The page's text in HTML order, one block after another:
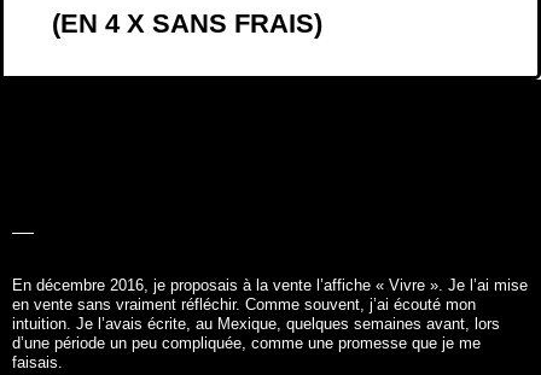
(EN 4 X SANS FRAIS)
En décembre 2016, je proposais à la vente l’affiche « Vivre ». Je l’ai mise
en vente sans vraiment réfléchir. Comme souvent, j’ai écouté mon
intuition. Je l’avais écrite, au Mexique, quelques semaines avant, lors
d’une période un peu compliquée, comme une promesse que je me
faisais.